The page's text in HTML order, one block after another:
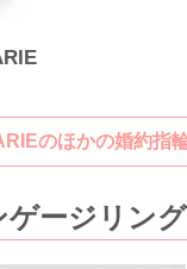
のほかの婚約指
ージリン